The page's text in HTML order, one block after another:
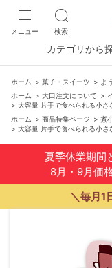
検索
メニュー
カテゴリから
ホーム > 菓子・スイーツ > よ
ホーム > 大口注文について >
> 大容量 片手で食べられる小さ
ホーム > 商品特集ページ > 煮
> 大容量 片手で食べられる小さ
夏季休業期間
8月・9月価
＼毎月1